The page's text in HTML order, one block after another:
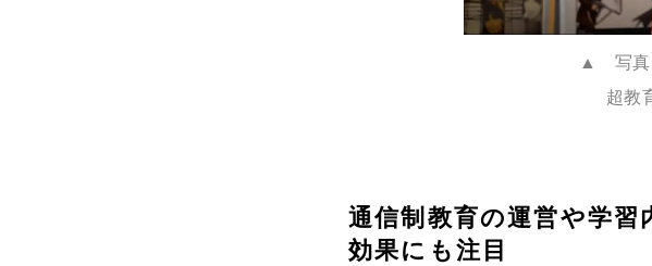
▲ 写真
超教
通信制教育の運営や学
効果にも注目